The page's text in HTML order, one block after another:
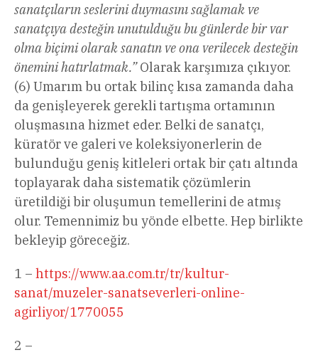
sanatçıların seslerini duymasını sağlamak ve
sanatçıya desteğin unutulduğu bu günlerde bir var
olma biçimi olarak sanatın ve ona verilecek desteğin
önemini hatırlatmak.”Olarak karşımıza çıkıyor.
(6) Umarım bu ortak bilinç kısa zamanda daha
da genişleyerek gerekli tartışma ortamının
oluşmasına hizmet eder. Belki de sanatçı,
küratör ve galeri ve koleksiyonerlerin de
bulunduğu geniş kitleleri ortak bir çatı altında
toplayarak daha sistematik çözümlerin
üretildiği bir oluşumun temellerini de atmış
olur. Temennimiz bu yönde elbette. Hep birlikte
bekleyip göreceğiz.
1 – https://www.aa.com.tr/tr/kultur-
sanat/muzeler-sanatseverleri-online-
agirliyor/1770055
2 –